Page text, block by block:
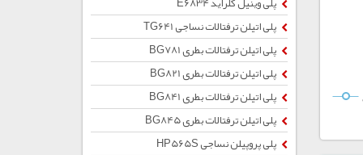
پلی اتیلن ترفتالات نساجی TG641
پلی اتیلن ترفتالات بطری BG781
پلی اتیلن ترفتالات بطری BG821
پلی اتیلن ترفتالات بطری BG841
پلی اتیلن ترفتالات بطری BG845
پلی پروپیلن نساجی HP565S